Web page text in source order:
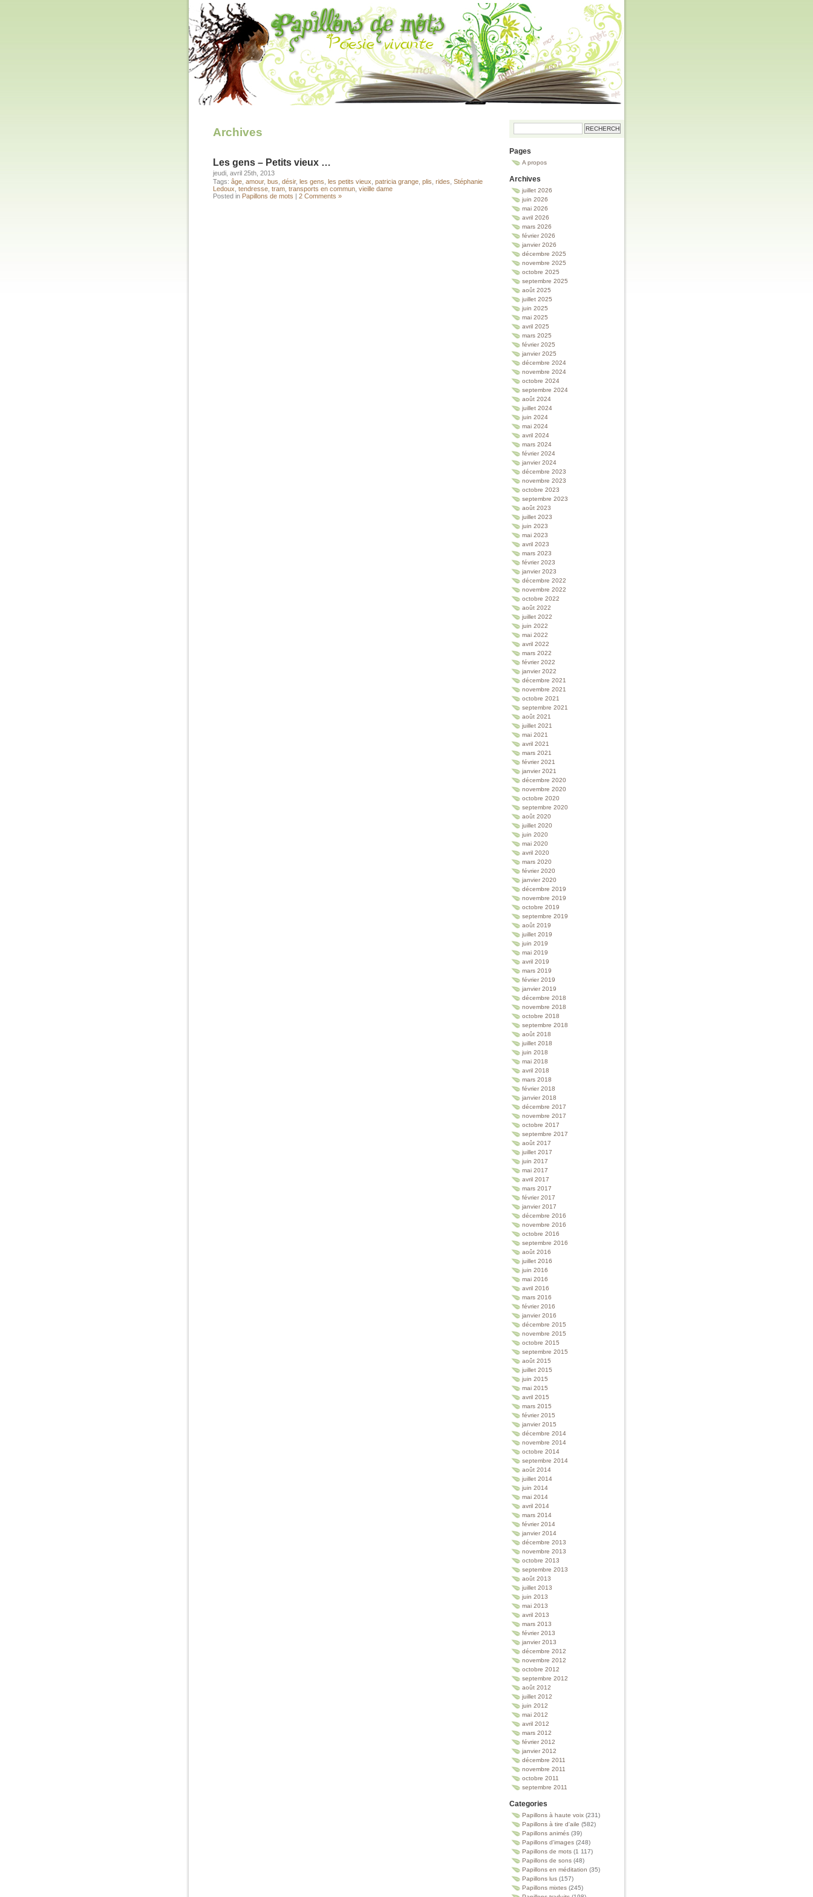
Archives
Les gens – Petits vieux …
jeudi, avril 25th, 2013
Tags: âge amour, bus désir, les gens les petits vieux patricia grange plis rides Stéphanie
Ledoux tendresse tram transports en commun vieille dame
Posted in Papillons de mots | 2 Comments »
Pages
A propos
Archives
juillet 2026
juin 2026
mai 2026
avril 2026
mars 2026
février 2026
janvier 2026
décembre 2025
novembre 2025
octobre 2025
septembre 2025
août 2025
juillet 2025
juin 2025
mai 2025
avril 2025
mars 2025
février 2025
janvier 2025
décembre 2024
novembre 2024
octobre 2024
septembre 2024
août 2024
juillet 2024
juin 2024
mai 2024
avril 2024
mars 2024
février 2024
janvier 2024
décembre 2023
novembre 2023
octobre 2023
septembre 2023
août 2023
juillet 2023
juin 2023
mai 2023
avril 2023
mars 2023
février 2023
janvier 2023
décembre 2022
novembre 2022
octobre 2022
août 2022
juillet 2022
juin 2022
mai 2022
avril 2022
mars 2022
février 2022
janvier 2022
décembre 2021
novembre 2021
octobre 2021
septembre 2021
août 2021
juillet 2021
mai 2021
avril 2021
mars 2021
février 2021
janvier 2021
décembre 2020
novembre 2020
octobre 2020
septembre 2020
août 2020
juillet 2020
juin 2020
mai 2020
avril 2020
mars 2020
février 2020
janvier 2020
décembre 2019
novembre 2019
octobre 2019
septembre 2019
août 2019
juillet 2019
juin 2019
mai 2019
avril 2019
mars 2019
février 2019
janvier 2019
décembre 2018
novembre 2018
octobre 2018
septembre 2018
août 2018
juillet 2018
juin 2018
mai 2018
avril 2018
mars 2018
février 2018
janvier 2018
décembre 2017
novembre 2017
octobre 2017
septembre 2017
août 2017
juillet 2017
juin 2017
mai 2017
avril 2017
mars 2017
février 2017
janvier 2017
décembre 2016
novembre 2016
octobre 2016
septembre 2016
août 2016
juillet 2016
juin 2016
mai 2016
avril 2016
mars 2016
février 2016
janvier 2016
décembre 2015
novembre 2015
octobre 2015
septembre 2015
août 2015
juillet 2015
juin 2015
mai 2015
avril 2015
mars 2015
février 2015
janvier 2015
décembre 2014
novembre 2014
octobre 2014
septembre 2014
août 2014
juillet 2014
juin 2014
mai 2014
avril 2014
mars 2014
février 2014
janvier 2014
décembre 2013
novembre 2013
octobre 2013
septembre 2013
août 2013
juillet 2013
juin 2013
mai 2013
avril 2013
mars 2013
février 2013
janvier 2013
décembre 2012
novembre 2012
octobre 2012
septembre 2012
août 2012
juillet 2012
juin 2012
mai 2012
avril 2012
mars 2012
février 2012
janvier 2012
décembre 2011
novembre 2011
octobre 2011
septembre 2011
Categories
Papillons à haute voix (231)
Papillons à tire d'aile (582)
Papillons animés (39)
Papillons d'images (248)
Papillons de mots (1 117)
Papillons de sons (48)
Papillons en méditation (35)
Papillons lus (157)
Papillons mixtes (245)